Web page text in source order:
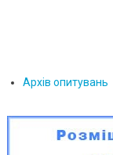
Архів опитувань